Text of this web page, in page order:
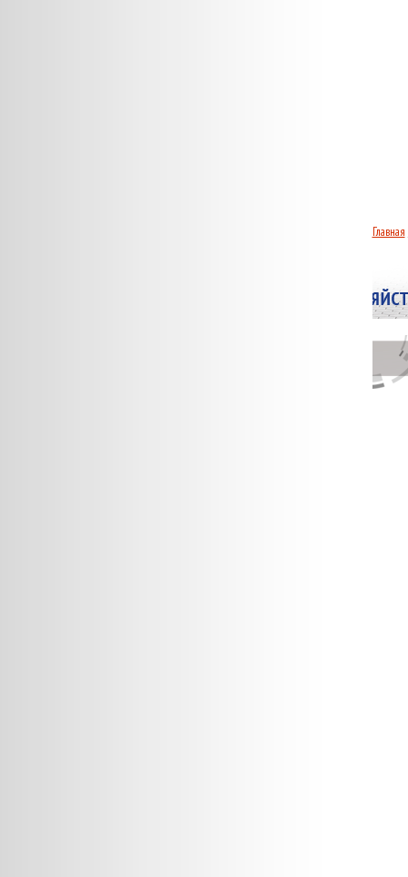
Главная